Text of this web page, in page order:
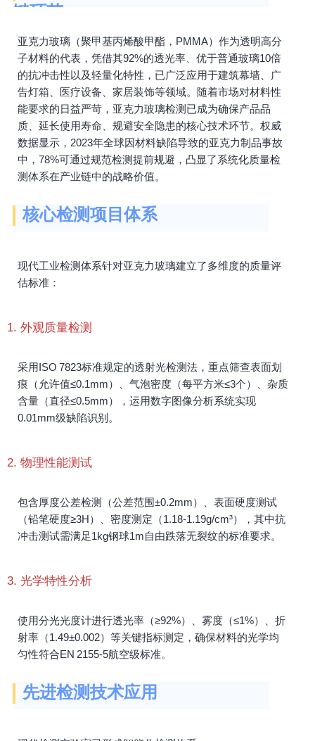
键环节
亚克力玻璃（聚甲基丙烯酸甲酯，PMMA）作为透明高分
子材料的代表，凭借其92%的透光率、优于普通玻璃10倍
的抗冲击性以及轻量化特性，已广泛应用于建筑幕墙、广
告灯箱、医疗设备、家居装饰等领域。随着市场对材料性
能要求的日益严苛，亚克力玻璃检测已成为确保产品品
质、延长使用寿命、规避安全隐患的核心技术环节。权威
数据显示，2023年全球因材料缺陷导致的亚克力制品事故
中，78%可通过规范检测提前规避，凸显了系统化质量检
测体系在产业链中的战略价值。
核心检测项目体系
现代工业检测体系针对亚克力玻璃建立了多维度的质量评
估标准：
1. 外观质量检测
采用ISO 7823标准规定的透射光检测法，重点筛查表面划
痕（允许值≤0.1mm）、气泡密度（每平方米≤3个）、杂质
含量（直径≤0.5mm），运用数字图像分析系统实现
0.01mm级缺陷识别。
2. 物理性能测试
包含厚度公差检测（公差范围±0.2mm）、表面硬度测试
（铅笔硬度≥3H）、密度测定（1.18-1.19g/cm³），其中抗
冲击测试需满足1kg钢球1m自由跌落无裂纹的标准要求。
3. 光学特性分析
使用分光光度计进行透光率（≥92%）、雾度（≤1%）、折
射率（1.49±0.002）等关键指标测定，确保材料的光学均
匀性符合EN 2155-5航空级标准。
先进检测技术应用